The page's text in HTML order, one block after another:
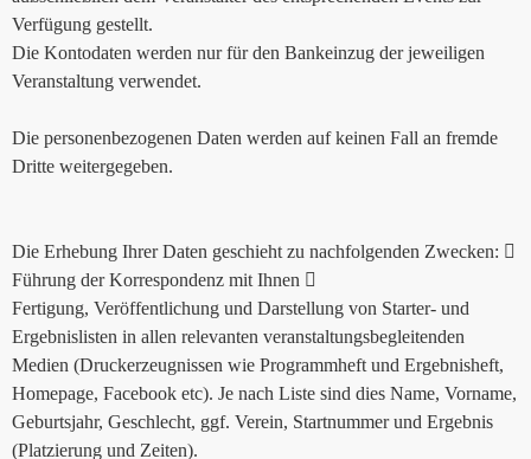
Verfügung gestellt.
Die Kontodaten werden nur für den Bankeinzug der jeweiligen
Veranstaltung verwendet.
Die personenbezogenen Daten werden auf keinen Fall an fremde
Dritte weitergegeben.
Die Erhebung Ihrer Daten geschieht zu nachfolgenden Zwecken: 
Führung der Korrespondenz mit Ihnen 
Fertigung, Veröffentlichung und Darstellung von Starter- und
Ergebnislisten in allen relevanten veranstaltungsbegleitenden
Medien (Druckerzeugnissen wie Programmheft und Ergebnisheft,
Homepage, Facebook etc). Je nach Liste sind dies Name, Vorname,
Geburtsjahr, Geschlecht, ggf. Verein, Startnummer und Ergebnis
(Platzierung und Zeiten).